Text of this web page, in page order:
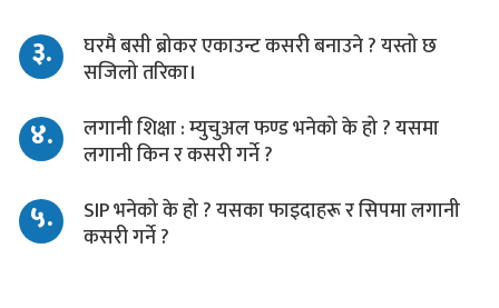
३.
घरमै बसी ब्रोकर एकाउन्ट कसरी बनाउने ? यस्तो छ
सजिलो तरिका।
४.
लगानी शिक्षा : म्युचुअल फण्ड भनेको के हो ? यसमा
लगानी किन र कसरी गर्ने ?
५.
SIP भनेको के हो ? यसका फाइदाहरू र सिपमा लगानी
कसरी गर्ने ?